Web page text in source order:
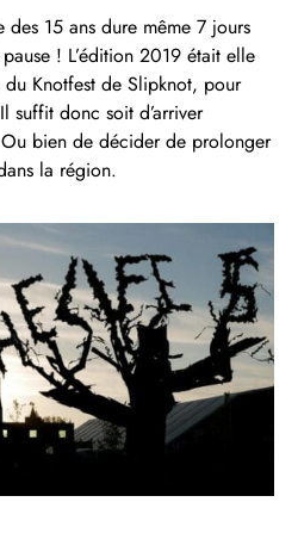
15 ans dure même 7 jours
! L’édition 2019 était elle
Knotfest de Slipknot, pour
suffit donc soit d’arriver
bien de décider de prolonger
la région.